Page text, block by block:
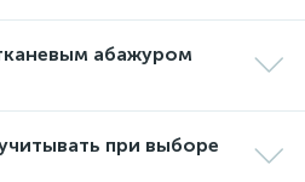
абажуром
при выборе